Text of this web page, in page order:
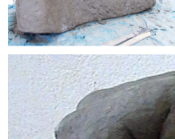
grafika
Katarzyna Smożewska